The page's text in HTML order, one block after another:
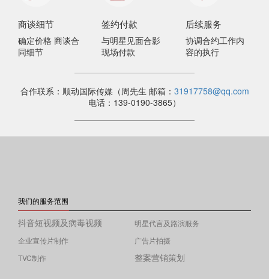
商谈细节
确定价格 商谈合
同细节
签约付款
与明星见面合影
现场付款
后续服务
协调合约工作内
容的执行
合作联系：顺动国际传媒（周先生 邮箱： 31917758@qq.com
电话：139-0190-3865）
我们的服务范围
抖音短视频及病毒视频
明星代言及路演服务
企业宣传片制作
广告片拍摄
TVC制作
整案营销策划